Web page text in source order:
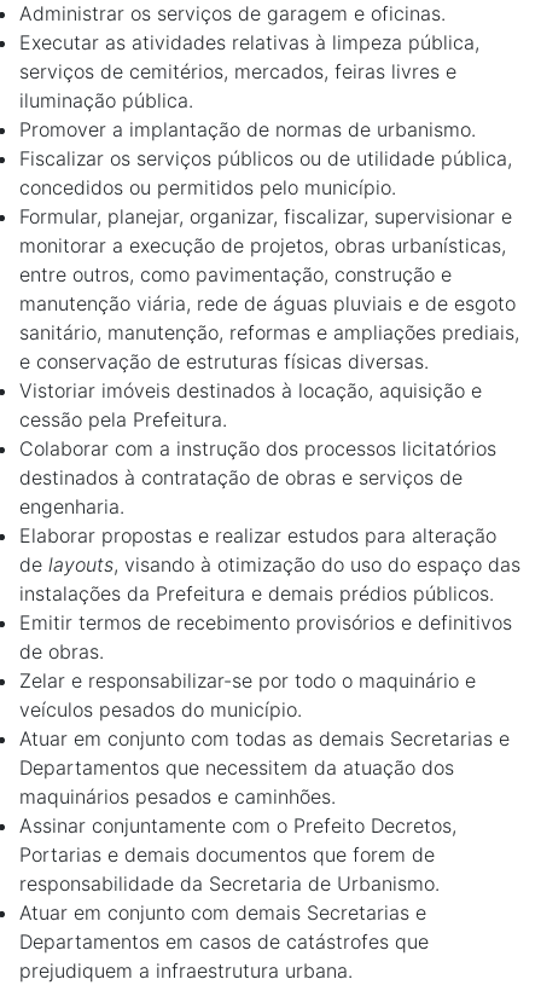
Administrar os serviços de garagem e oficinas.
Executar as atividades relativas à limpeza pública,
serviços de cemitérios, mercados, feiras livres e
iluminação pública.
Promover a implantação de normas de urbanismo.
Fiscalizar os serviços públicos ou de utilidade pública,
concedidos ou permitidos pelo município.
Formular, planejar, organizar, fiscalizar, supervisionar e
monitorar a execução de projetos, obras urbanísticas,
entre outros, como pavimentação, construção e
manutenção viária, rede de águas pluviais e de esgoto
sanitário, manutenção, reformas e ampliações prediais,
e conservação de estruturas físicas diversas.
Vistoriar imóveis destinados à locação, aquisição e
cessão pela Prefeitura.
Colaborar com a instrução dos processos licitatórios
destinados à contratação de obras e serviços de
engenharia.
Elaborar propostas e realizar estudos para alteração
de layouts, visando à otimização do uso do espaço das
instalações da Prefeitura e demais prédios públicos.
Emitir termos de recebimento provisórios e definitivos
de obras.
Zelar e responsabilizar-se por todo o maquinário e
veículos pesados do município.
Atuar em conjunto com todas as demais Secretarias e
Departamentos que necessitem da atuação dos
maquinários pesados e caminhões.
Assinar conjuntamente com o Prefeito Decretos,
Portarias e demais documentos que forem de
responsabilidade da Secretaria de Urbanismo.
Atuar em conjunto com demais Secretarias e
Departamentos em casos de catástrofes que
prejudiquem a infraestrutura urbana.